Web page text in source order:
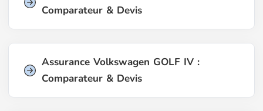
Comparateur & Devis
Assurance Volkswagen GOLF IV :
Comparateur & Devis